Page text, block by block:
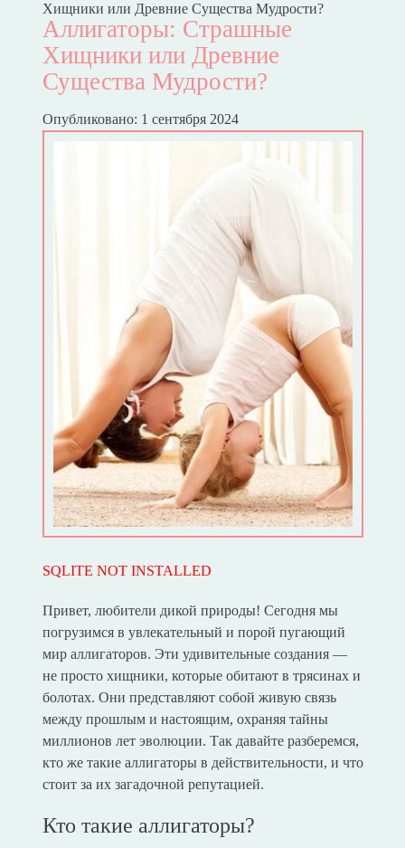
Хищники или Древние Существа Мудрости?
Аллигаторы: Страшные
Хищники или Древние
Существа Мудрости?
Опубликовано: 1 сентября 2024
SQLITE NOT INSTALLED
Привет, любители дикой природы! Сегодня мы
погрузимся в увлекательный и порой пугающий
мир аллигаторов. Эти удивительные создания —
не просто хищники, которые обитают в трясинах и
болотах. Они представляют собой живую связь
между прошлым и настоящим, охраняя тайны
миллионов лет эволюции. Так давайте разберемся,
кто же такие аллигаторы в действительности, и что
стоит за их загадочной репутацией.
Кто такие аллигаторы?